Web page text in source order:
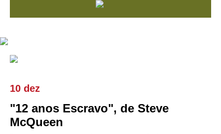
10 dez
"12 anos Escravo", de Steve
McQueen